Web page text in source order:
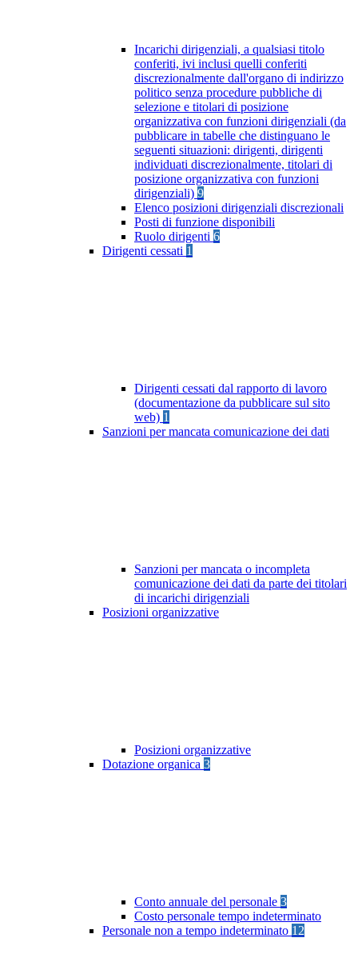
Incarichi dirigenziali, a qualsiasi titolo
conferiti, ivi inclusi quelli conferiti
discrezionalmente dall'organo di indirizzo
politico senza procedure pubbliche di
selezione e titolari di posizione
organizzativa con funzioni dirigenziali (da
pubblicare in tabelle che distinguano le
seguenti situazioni: dirigenti, dirigenti
individuati discrezionalmente, titolari di
posizione organizzativa con funzioni
dirigenziali) 9
Elenco posizioni dirigenziali discrezionali
Posti di funzione disponibili
Ruolo dirigenti 6
Dirigenti cessati 1
Dirigenti cessati dal rapporto di lavoro
(documentazione da pubblicare sul sito
web) 1
Sanzioni per mancata comunicazione dei dati
Sanzioni per mancata o incompleta
comunicazione dei dati da parte dei titolari
di incarichi dirigenziali
Posizioni organizzative
Posizioni organizzative
Dotazione organica 3
Conto annuale del personale 3
Costo personale tempo indeterminato
Personale non a tempo indeterminato 12